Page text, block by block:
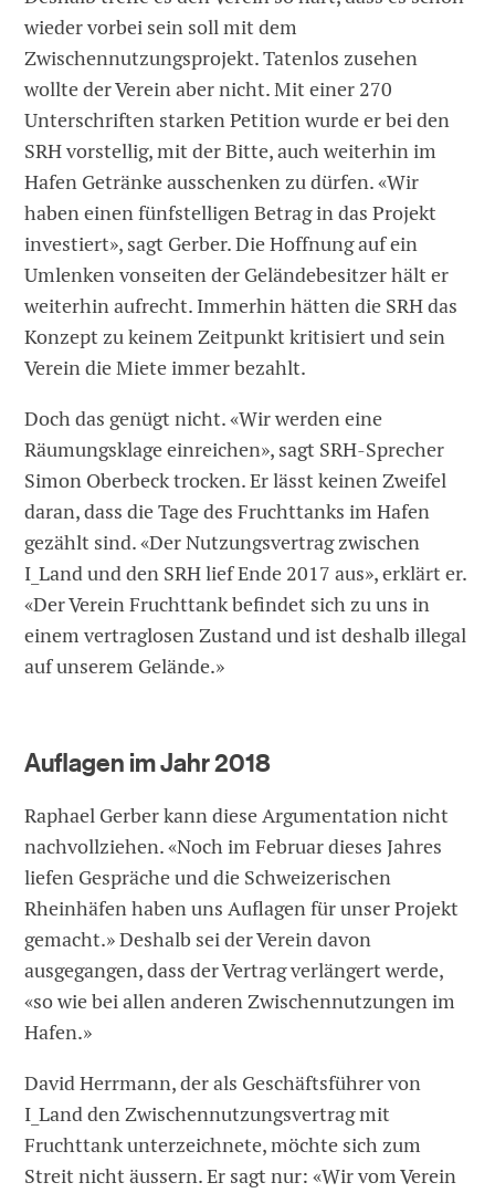
wieder vorbei sein soll mit dem
Zwischennutzungsprojekt. Tatenlos zusehen
wollte der Verein aber nicht. Mit einer 270
Unterschriften starken Petition wurde er bei den
SRH vorstellig, mit der Bitte, auch weiterhin im
Hafen Getränke ausschenken zu dürfen. «Wir
haben einen fünfstelligen Betrag in das Projekt
investiert», sagt Gerber. Die Hoffnung auf ein
Umlenken vonseiten der Geländebesitzer hält er
weiterhin aufrecht. Immerhin hätten die SRH das
Konzept zu keinem Zeitpunkt kritisiert und sein
Verein die Miete immer bezahlt.
Doch das genügt nicht. «Wir werden eine
Räumungsklage einreichen», sagt SRH-Sprecher
Simon Oberbeck trocken. Er lässt keinen Zweifel
daran, dass die Tage des Fruchttanks im Hafen
gezählt sind. «Der Nutzungsvertrag zwischen
I_Land und den SRH lief Ende 2017 aus», erklärt er.
«Der Verein Fruchttank befindet sich zu uns in
einem vertraglosen Zustand und ist deshalb illegal
auf unserem Gelände.»
Auflagen im Jahr 2018
Raphael Gerber kann diese Argumentation nicht
nachvollziehen. «Noch im Februar dieses Jahres
liefen Gespräche und die Schweizerischen
Rheinhäfen haben uns Auflagen für unser Projekt
gemacht.» Deshalb sei der Verein davon
ausgegangen, dass der Vertrag verlängert werde,
«so wie bei allen anderen Zwischennutzungen im
Hafen.»
David Herrmann, der als Geschäftsführer von
I_Land den Zwischennutzungsvertrag mit
Fruchttank unterzeichnete, möchte sich zum
Streit nicht äussern. Er sagt nur: «Wir vom Verein